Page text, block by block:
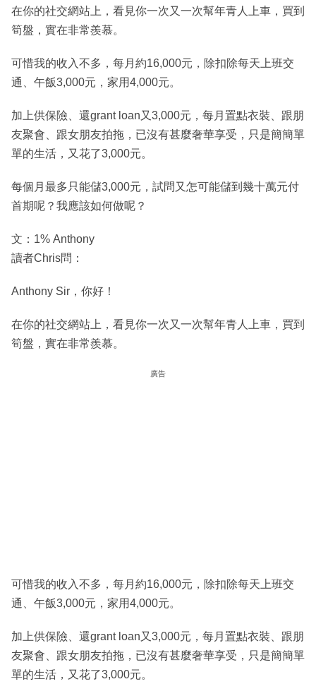
區
在你的社交網站上，看見你一次又一次幫年青人上車，買到
筍盤，實在非常羨慕。
可惜我的收入不多，每月約16,000元，除扣除每天上班交
通、午飯3,000元，家用4,000元。
加上供保險、還grant loan又3,000元，每月置點衣裝、跟朋
友聚會、跟女朋友拍拖，已沒有甚麼奢華享受，只是簡簡單
單的生活，又花了3,000元。
每個月最多只能儲3,000元，試問又怎可能儲到幾十萬元付
首期呢？我應該如何做呢？
文：1% Anthony
讀者Chris問：
Anthony Sir，你好！
在你的社交網站上，看見你一次又一次幫年青人上車，買到
筍盤，實在非常羨慕。
廣告
可惜我的收入不多，每月約16,000元，除扣除每天上班交
通、午飯3,000元，家用4,000元。
加上供保險、還grant loan又3,000元，每月置點衣裝、跟朋
友聚會、跟女朋友拍拖，已沒有甚麼奢華享受，只是簡簡單
單的生活，又花了3,000元。